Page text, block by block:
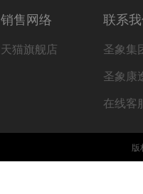
销售网络
天猫旗舰店
联系
圣象集
圣象康
在线客
版